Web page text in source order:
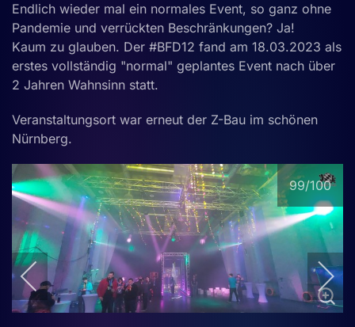
Endlich wieder mal ein normales Event, so ganz ohne
Pandemie und verrückten Beschränkungen? Ja!
Kaum zu glauben. Der #BFD12 fand am 18.03.2023 als
erstes vollständig "normal" geplantes Event nach über
2 Jahren Wahnsinn statt.
Veranstaltungsort war erneut der Z-Bau im schönen
Nürnberg.
99/100